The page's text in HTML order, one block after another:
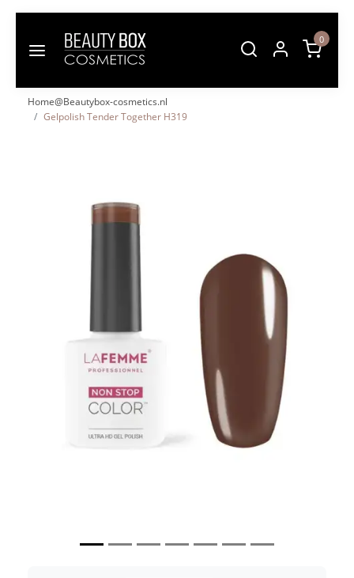
0
Home@Beautybox-cosmetics.nl
Gelpolish Tender Together H319